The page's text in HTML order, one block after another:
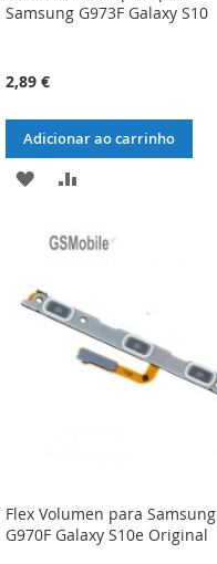
Samsung G973F Galaxy S10
2,89 €
Adicionar ao carrinho
ADICIONAR
LISTA
DE
DESEJOS
COMPARAÇÃO
Flex Volumen para Samsung
G970F Galaxy S10e Original